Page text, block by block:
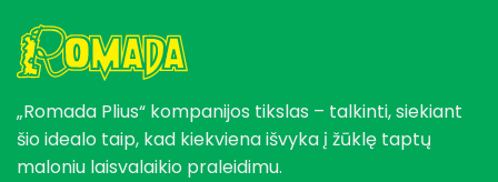
„Romada Plius“ kompanijos tikslas – talkinti, siekiant
šio idealo taip, kad kiekviena išvyka į žūklę taptų
maloniu laisvalaikio praleidimu.